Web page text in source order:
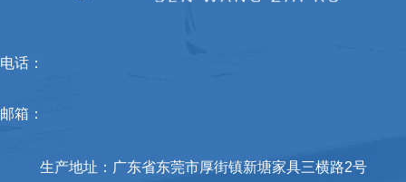
电话：
邮箱：
生产地址：广东省东莞市厚街镇新塘家具三横路2号